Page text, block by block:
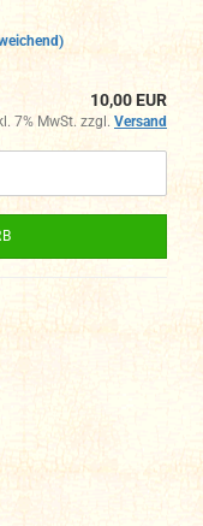
10,00 EUR
7% MwSt. zzgl. Versand